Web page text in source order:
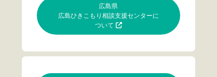
広島県
広島ひきこもり相談支援センターに
ついて